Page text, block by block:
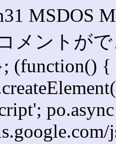
MSDOS
メントが
(function() {